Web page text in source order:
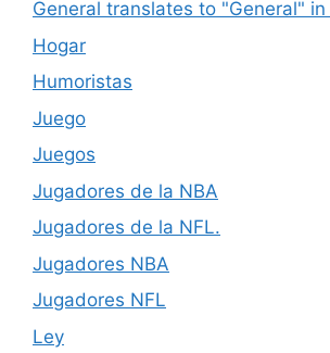
General translates to "General" in
Hogar
Humoristas
Juego
Juegos
Jugadores de la NBA
Jugadores de la NFL.
Jugadores NBA
Jugadores NFL
Ley